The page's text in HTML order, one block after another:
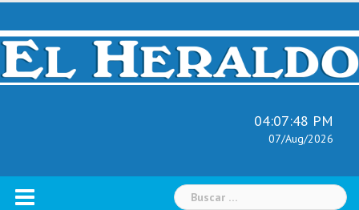
Skip
content
04:07:49 PM
07/Aug/2026
Buscar: